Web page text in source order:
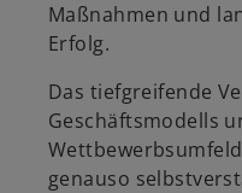
Maßnahmen und
Erfolg.
Das tiefgreifende
Geschäftsmodells
genauso